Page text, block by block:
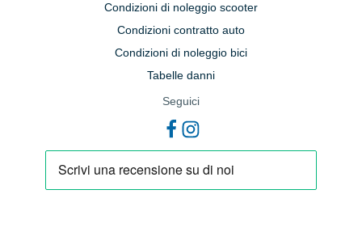
Condizioni di noleggio scooter
Condizioni contratto auto
Condizioni di noleggio bici
Tabelle danni
Seguici